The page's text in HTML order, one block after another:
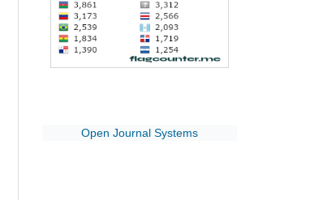
Open Journal Systems